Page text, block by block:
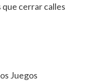
cerrar calles
Juegos